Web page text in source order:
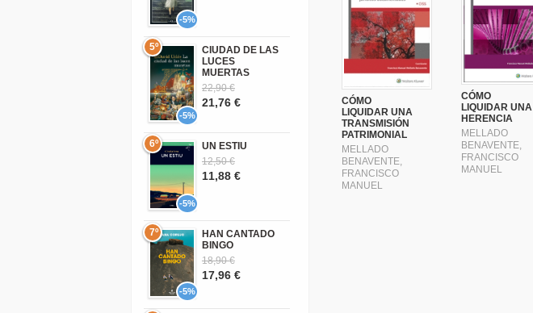
CÓMO
LIQUIDAR UNA
TRANSMISIÓN
PATRIMONIAL
MELLADO
BENAVENTE,
FRANCISCO
MANUEL
CÓMO
LIQUIDAR UNA
HERENCIA
MELLADO
BENAVENTE,
FRANCISCO
MANUEL
-5%
-5%
5º
CIUDAD DE LAS
LUCES
MUERTAS
22,90 €
21,76 €
-5%
6º
UN ESTIU
12,50 €
11,88 €
-5%
7º
HAN CANTADO
BINGO
18,90 €
17,96 €